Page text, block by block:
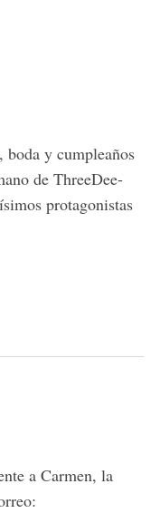
boda y cumpleaños
de ThreeDee-
protagonistas
a Carmen, la